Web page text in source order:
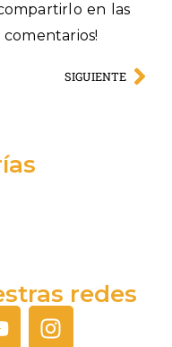
en las
SIGUIENTE
redes